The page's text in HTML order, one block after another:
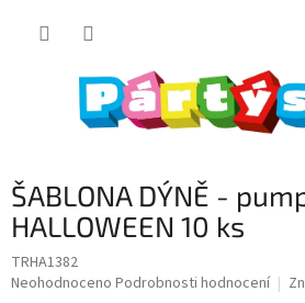
ŠABLONA DÝNĚ -
HALLOWEEN 10 ks
TRHA1382
Průměrné
Neohodnoceno Podrobnosti hodnocení